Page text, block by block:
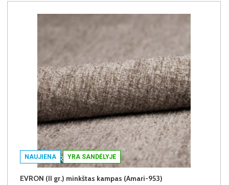
NAUJIENA YRA SANDĖLYJE
EVRON (II gr.) minkštas kampas (Amari-953)